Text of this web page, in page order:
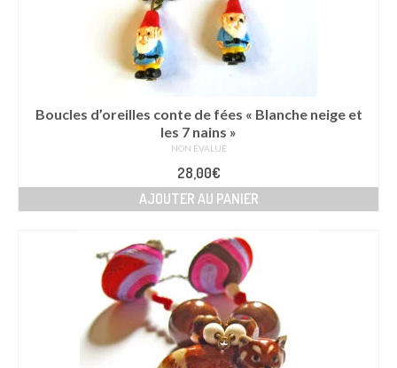
Boucles d’oreilles conte de fées « Blanche neige et
les 7 nains »
NON ÉVALUÉ
28,00€
AJOUTER AU PANIER